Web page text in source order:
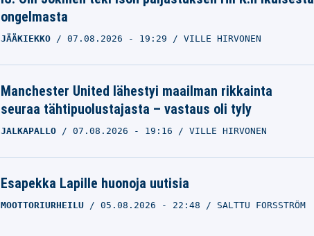
ongelmasta
JÄÄKIEKKO 07.08.2026 - 19:29 VILLE HIRVONEN
Manchester United lähestyi maailman rikkainta
seuraa tähtipuolustajasta – vastaus oli tyly
JALKAPALLO 07.08.2026 - 19:16 VILLE HIRVONEN
Esapekka Lapille huonoja uutisia
MOOTTORIURHEILU 05.08.2026 - 22:48 SALTTU FORSSTRÖM